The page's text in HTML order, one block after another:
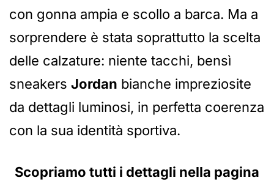
con gonna ampia e scollo a barca. Ma a
sorprendere è stata soprattutto la scelta
delle calzature: niente tacchi, bensì
sneakers Jordan bianche impreziosite
da dettagli luminosi, in perfetta coerenza
con la sua identità sportiva.
Scopriamo tutti i dettagli nella pagina